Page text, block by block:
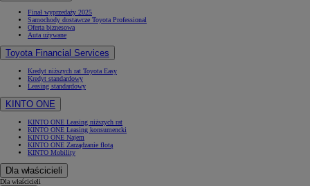
Finał wyprzedaży 2025
Samochody dostawcze Toyota Professional
Oferta biznesowa
Auta używane
Toyota Financial Services
Kredyt niższych rat Toyota Easy
Kredyt standardowy
Leasing standardowy
KINTO ONE
KINTO ONE Leasing niższych rat
KINTO ONE Leasing konsumencki
KINTO ONE Najem
KINTO ONE Zarządzanie flotą
KINTO Mobility
Dla właścicieli
Dla właścicieli